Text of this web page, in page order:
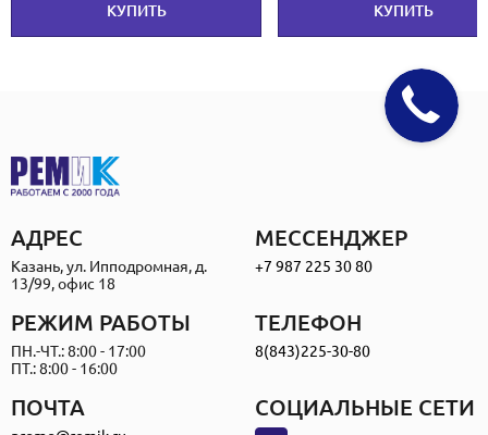
КУПИТЬ КУПИТЬ
АДРЕС
Казань, ул. Ипподромная, д.
13/99, офис 18
МЕССЕНДЖЕР
+7 987 225 30 80
ПОЧТА
РЕЖИМ РАБОТЫ
ПН.-ЧТ.: 8:00 - 17:00
ПТ.: 8:00 - 16:00
ТЕЛЕФОН
8(843)225-30-80
СОЦИАЛЬНЫЕ СЕТИ